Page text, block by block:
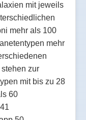
mit jeweils
mehr als 100
mehr
zur
mit bis zu 28
60